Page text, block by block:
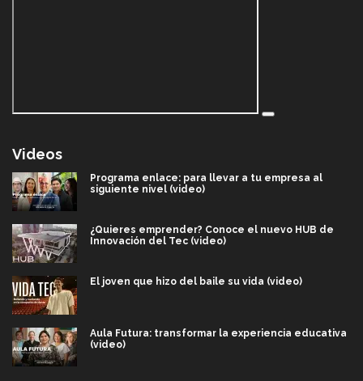
Videos
Programa enlace: para llevar a tu empresa al
siguiente nivel (video)
¿Quieres emprender? Conoce el nuevo HUB de
Innovación del Tec (video)
El joven que hizo del baile su vida (video)
Aula Futura: transformar la experiencia educativa
(video)